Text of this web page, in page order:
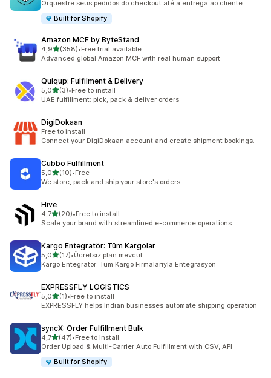
Orquestre seus pedidos do checkout até a entrega ao cliente
Built for Shopify
Amazon MCF by ByteStand
4,9z 5 hvězd
(358)
Celkový počet recenzí: 358
•Free trial available
Advanced global Amazon MCF with real human support
Quiqup: Fulfilment & Delivery
5,0z 5 hvězd
(3)
Celkový počet recenzí: 3
•Free to install
UAE fulfillment: pick, pack & deliver orders
DigiDokaan
Free to install
Connect your DigiDokaan account and create shipment bookings.
Cubbo Fulfillment
5,0z 5 hvězd
(10)
Celkový počet recenzí: 10
•Free
We store, pack and ship your store's orders.
Hive
4,7z 5 hvězd
(20)
Celkový počet recenzí: 20
•Free to install
Scale your brand with streamlined e-commerce operations
Kargo Entegratör: Tüm Kargolar
5,0z 5 hvězd
(17)
Celkový počet recenzí: 17
•Ücretsiz plan mevcut
Kargo Entegratör: Tüm Kargo Firmalarıyla Entegrasyon
EXPRESSFLY LOGISTICS
5,0z 5 hvězd
(1)
Celkový počet recenzí: 1
•Free to install
EXPRESSFLY helps Indian businesses automate shipping operation
syncX: Order Fulfillment Bulk
4,7z 5 hvězd
(47)
Celkový počet recenzí: 47
•Free to install
Order Upload & Multi-Carrier Auto Fulfillment with CSV, API
Built for Shopify